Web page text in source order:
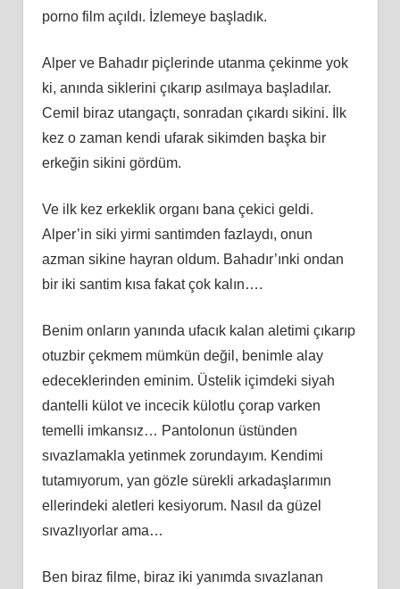
porno film açıldı. İzlemeye başladık.
Alper ve Bahadır piçlerinde utanma çekinme yok
ki, anında siklerini çıkarıp asılmaya başladılar.
Cemil biraz utangaçtı, sonradan çıkardı sikini. İlk
kez o zaman kendi ufarak sikimden başka bir
erkeğin sikini gördüm.
Ve ilk kez erkeklik organı bana çekici geldi.
Alper’in siki yirmi santimden fazlaydı, onun
azman sikine hayran oldum. Bahadır’ınki ondan
bir iki santim kısa fakat çok kalın….
Benim onların yanında ufacık kalan aletimi çıkarıp
otuzbir çekmem mümkün değil, benimle alay
edeceklerinden eminim. Üstelik içimdeki siyah
dantelli külot ve incecik külotlu çorap varken
temelli imkansız… Pantolonun üstünden
sıvazlamakla yetinmek zorundayım. Kendimi
tutamıyorum, yan gözle sürekli arkadaşlarımın
ellerindeki aletleri kesiyorum. Nasıl da güzel
sıvazlıyorlar ama…
Ben biraz filme, biraz iki yanımda sıvazlanan